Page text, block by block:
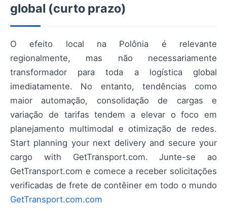
global (curto prazo)
O efeito local na Polônia é relevante
regionalmente, mas não necessariamente
transformador para toda a logística global
imediatamente. No entanto, tendências como
maior automação, consolidação de cargas e
variação de tarifas tendem a elevar o foco em
planejamento multimodal e otimização de redes.
Start planning your next delivery and secure your
cargo with GetTransport.com. Junte-se ao
GetTransport.com e comece a receber solicitações
verificadas de frete de contêiner em todo o mundo
GetTransport.com.com